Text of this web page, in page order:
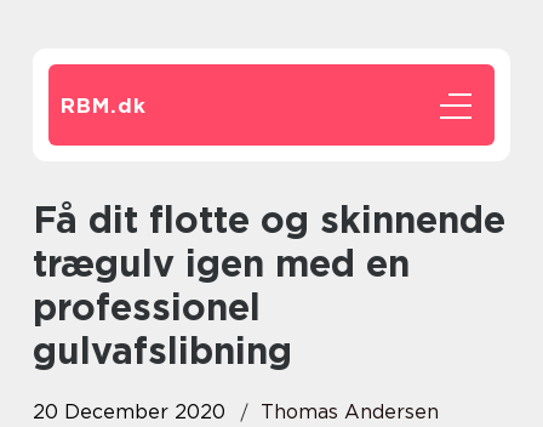
RBM.dk
Få dit flotte og skinnende
trægulv igen med en
professionel
gulvafslibning
20 December 2020
Thomas Andersen